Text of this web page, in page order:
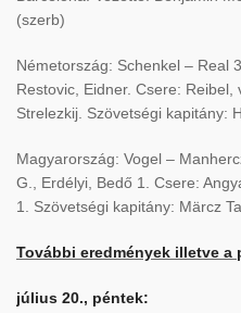
(szerb)
Németország: Schenkel – Real
Restovic, Eidner. Csere:
Strelezkij. Szövetségi kapitány:
Magyarország: Vogel –
G., Erdélyi, Bedő 1. Csere:
1. Szövetségi kapitány: Märcz
További eredmények illetve a
július 20., péntek: